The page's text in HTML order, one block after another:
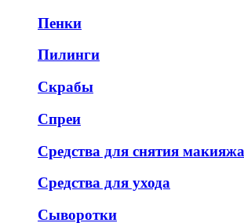
Пенки
Пилинги
Скрабы
Спреи
Средства для снятия макияжа
Средства для ухода
Сыворотки